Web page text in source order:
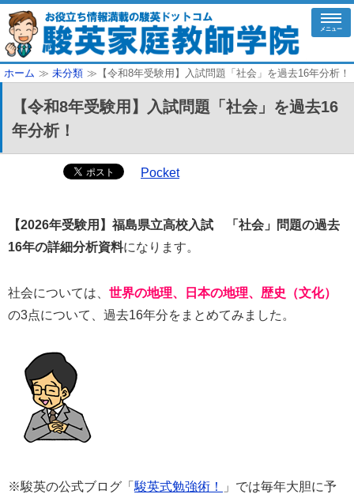
メニュー
ホーム ≫ 未分類 ≫【令和8年受験用】入試問題「社会」を過去16年分析！
【令和8年受験用】入試問題「社会」を過去16
年分析！
Pocket
【2026年受験用】福島県立高校入試 「社会」問題の過去
16年の詳細分析資料になります。
社会については、 世界の地理、日本の地理、歴史（文化）
の3点について、過去16年分をまとめてみました。
※駿英の公式ブログ「 駿英式勉強術！
」では毎年大胆に予